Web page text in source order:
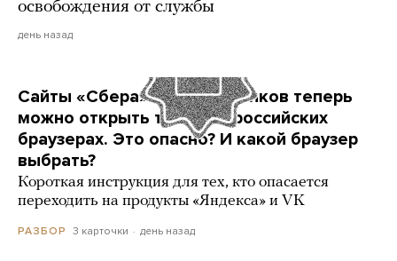
освобождения от службы
день назад
Сайты «Сбера» и других банков теперь
можно открыть только в российских
браузерах. Это опасно? И какой браузер
выбрать?
Короткая инструкция для тех, кто опасается
переходить на продукты «Яндекса» и VK
РАЗБОР 3 карточки день назад